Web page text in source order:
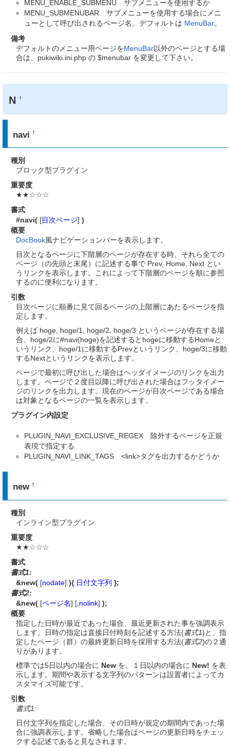
MENU_ENABLE_SUBMENU サブメニューを使用するか
MENU_SUBMENUBAR サブメニューを使用する場合にメニ
ューとして呼び出されるページ名。デフォルトは MenuBar。
備考
デフォルトのメニュー用ページをMenuBar以外のページとする場
合は、pukiwiki.ini.php の $menubar を変更して下さい。
N†
navi†
種別
ブロック型プラグイン
重要度
★★☆☆☆
書式
#navi( [目次ページ] )
概要
DocBook風ナビゲーションバーを表示します。
目次となるページに下階層のページが存在する時、それら全ての
ページ（の先頭と末尾）に記述する事で Prev, Home, Next とい
うリンクを表示します。これによって下階層のページを順に参照
するのに便利になります。
引数
目次ページに順番に見て回るページの上階層にあたるページを指
定します。
例えば hoge, hoge/1, hoge/2, hoge/3 というページが存在する場
合、hoge/2に#navi(hoge)を記述するとhogeに移動するHomeと
いうリンク、hoge/1に移動するPrevというリンク、hoge/3に移動
するNextというリンクを表示します。
ページで最初に呼び出した場合はヘッダイメージのリンクを出力
します。ページで２度目以降に呼び出された場合はフッタイメー
ジのリンクを出力します。現在のページが目次ページである場合
は対象となるページの一覧を表示します。
プラグイン内設定
PLUGIN_NAVI_EXCLUSIVE_REGEX 除外するページを正規
表現で指定する
PLUGIN_NAVI_LINK_TAGS <link>タグを出力するかどうか
new†
種別
インライン型プラグイン
重要度
★★☆☆☆
書式
書式1:
&new( [nodate] ){ 日付文字列 };
書式2:
&new( [ページ名] [, nolink] );
概要
指定した日時が最近であった場合、最近更新された事を強調表示
します。日時の指定は直接日付時刻を記述する方法(書式1)と、指
定したページ（群）の最終更新日時を採用する方法(書式2)の２通
りがあります。
標準では5日以内の場合に New を、１日以内の場合に New! を表
示します。期間や表示する文字列のパターンは設置者によってカ
スタマイズ可能です。
引数
書式1:
日付文字列を指定した場合、その日時が規定の期間内であった場
合に強調表示します。省略した場合はページの更新日時をチェッ
クする記述であると見なされます。